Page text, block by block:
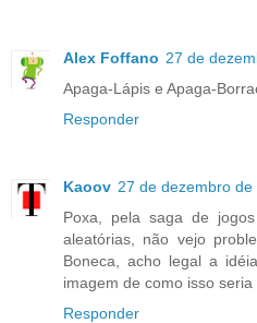
Alex Foffano 27 de
Apaga-Lápis e Apaga-
Responder
Kaoov 27 de dezembro
Poxa, pela saga de
aleatórias, não vejo
Boneca, acho legal a
imagem de como isso
Responder